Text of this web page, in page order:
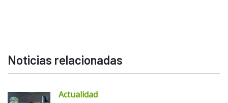
Noticias relacionadas
Actualidad